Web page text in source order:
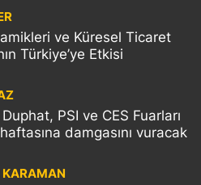
ve Küresel Ticaret
Türkiye’ye Etkisi
PSI ve CES Fuarları
damgasını vuracak
KARAMAN